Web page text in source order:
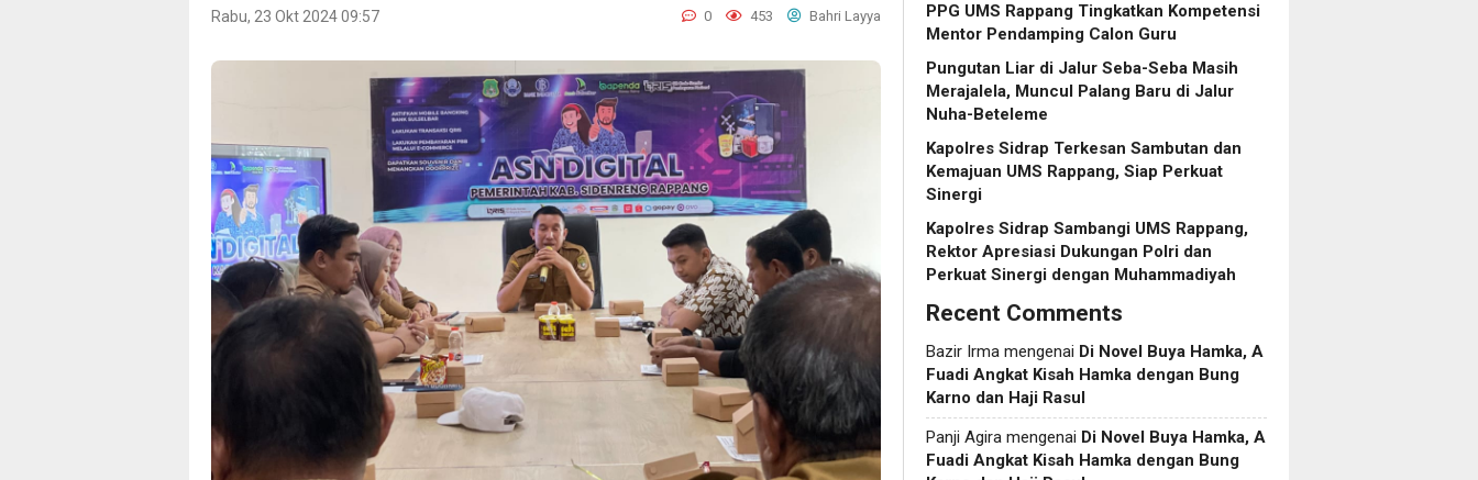
Rabu, 23 Okt 2024 09:57 0 453 Bahri Layya
PPG UMS Rappang Tingkatkan Kompetensi
Mentor Pendamping Calon Guru
Pungutan Liar di Jalur Seba-Seba Masih
Merajalela, Muncul Palang Baru di Jalur
Nuha-Beteleme
Kapolres Sidrap Terkesan Sambutan dan
Kemajuan UMS Rappang, Siap Perkuat
Sinergi
Kapolres Sidrap Sambangi UMS Rappang,
Rektor Apresiasi Dukungan Polri dan
Perkuat Sinergi dengan Muhammadiyah
Recent Comments
Bazir Irma mengenai Di Novel Buya Hamka, A
Fuadi Angkat Kisah Hamka dengan Bung
Karno dan Haji Rasul
Panji Agira mengenai Di Novel Buya Hamka, A
Fuadi Angkat Kisah Hamka dengan Bung